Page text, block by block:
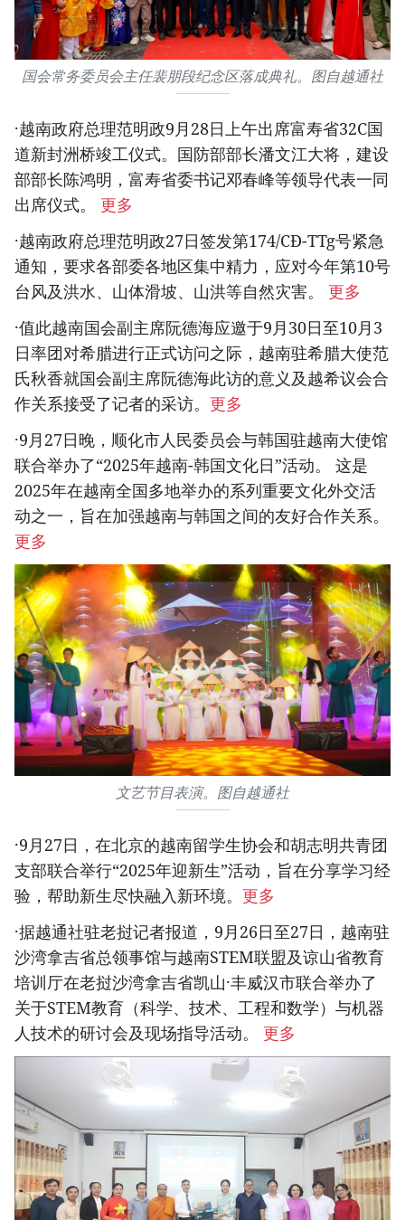
国会常务委员会主任裴朋段纪念区落成典礼。图自越通社
·越南政府总理范明政9月28日上午出席富寿省32C国
道新封洲桥竣工仪式。国防部部长潘文江大将，建设
部部长陈鸿明，富寿省委书记邓春峰等领导代表一同
出席仪式。 更多
·越南政府总理范明政27日签发第174/CĐ-TTg号紧急
通知，要求各部委各地区集中精力，应对今年第10号
台风及洪水、山体滑坡、山洪等自然灾害。 更多
·值此越南国会副主席阮德海应邀于9月30日至10月3
日率团对希腊进行正式访问之际，越南驻希腊大使范
氏秋香就国会副主席阮德海此访的意义及越希议会合
作关系接受了记者的采访。 更多
·9月27日晚，顺化市人民委员会与韩国驻越南大使馆
联合举办了“2025年越南-韩国文化日”活动。 这是
2025年在越南全国多地举办的系列重要文化外交活
动之一，旨在加强越南与韩国之间的友好合作关系。
更多
文艺节目表演。图自越通社
·9月27日，在北京的越南留学生协会和胡志明共青团
支部联合举行“2025年迎新生”活动，旨在分享学习经
验，帮助新生尽快融入新环境。 更多
·据越通社驻老挝记者报道，9月26日至27日，越南驻
沙湾拿吉省总领事馆与越南STEM联盟及谅山省教育
培训厅在老挝沙湾拿吉省凯山·丰威汉市联合举办了
关于STEM教育（科学、技术、工程和数学）与机器
人技术的研讨会及现场指导活动。 更多